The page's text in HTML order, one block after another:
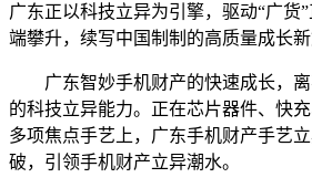
广东正以科技立异为引擎，驱动“广货
端攀升，续写中国制制的高质量成长新
广东智妙手机财产的快速成长，离
的科技立异能力。正在芯片器件、快
多项焦点手艺上，广东手机财产手艺
破，引领手机财产立异潮水。